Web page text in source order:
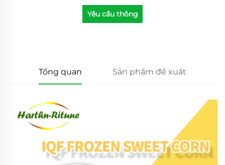
Yêu cầu thông
Tổng quan Sản phẩm đề xuất